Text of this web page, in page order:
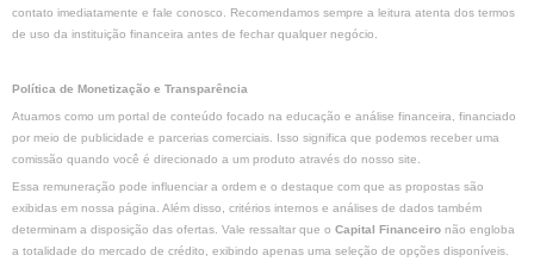
contato imediatamente e fale conosco. Recomendamos sempre a leitura atenta dos termos
de uso da instituição financeira antes de fechar qualquer negócio.
Política de Monetização e Transparência
Atuamos como um portal de conteúdo focado na educação e análise financeira, financiado
por meio de publicidade e parcerias comerciais. Isso significa que podemos receber uma
comissão quando você é direcionado a um produto através do nosso site.
Essa remuneração pode influenciar a ordem e o destaque com que as propostas são
exibidas em nossa página. Além disso, critérios internos e análises de dados também
determinam a disposição das ofertas. Vale ressaltar que o Capital Financeiro não engloba
a totalidade do mercado de crédito, exibindo apenas uma seleção de opções disponíveis.